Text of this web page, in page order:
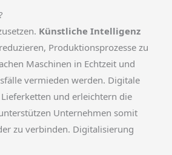
Künstliche Intelligenz
Produktionsprozesse zu
Maschinen in Echtzeit und
vermieden werden. Digitale
und erleichtern die
Unternehmen somit
zu verbinden. Digitalisierung